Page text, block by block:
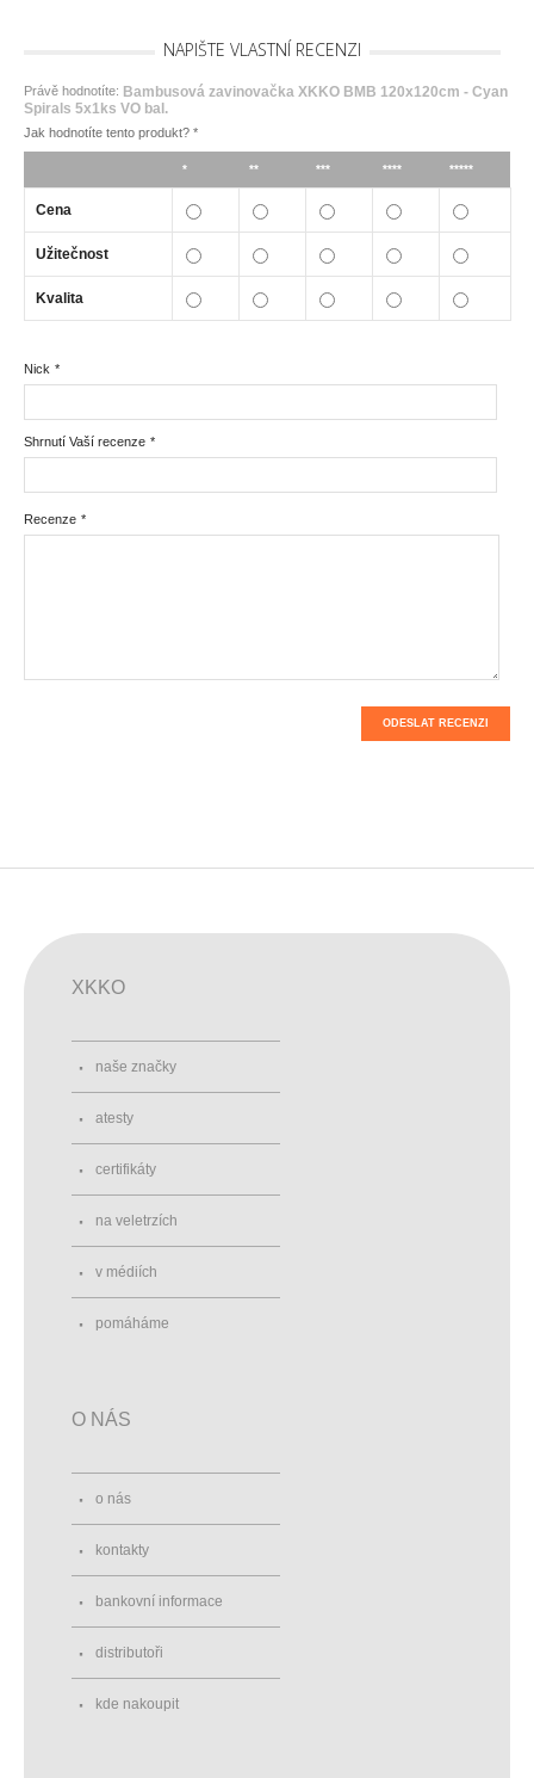
NAPIŠTE VLASTNÍ RECENZI
Právě hodnotíte: Bambusová zavinovačka XKKO BMB 120x120cm - Cyan
Spirals 5x1ks VO bal.
Jak hodnotíte tento produkt? *
* ** *** **** *****
Cena
Užitečnost
Kvalita
*
Nick
*
Shrnutí Vaší recenze
*
Recenze
ODESLAT RECENZI
XKKO
naše značky
atesty
certifikáty
na veletrzích
v médiích
pomáháme
O NÁS
o nás
kontakty
bankovní informace
distributoři
kde nakoupit